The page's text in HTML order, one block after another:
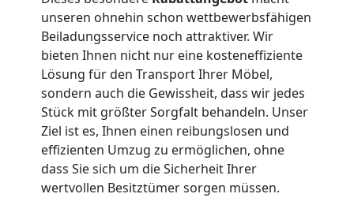
unseren ohnehin schon wettbewerbsfähigen
Beiladungsservice noch attraktiver. Wir
bieten Ihnen nicht nur eine kosteneffiziente
Lösung für den Transport Ihrer Möbel,
sondern auch die Gewissheit, dass wir jedes
Stück mit größter Sorgfalt behandeln. Unser
Ziel ist es, Ihnen einen reibungslosen und
effizienten Umzug zu ermöglichen, ohne
dass Sie sich um die Sicherheit Ihrer
wertvollen Besitztümer sorgen müssen.
Umzug
Wolfsberg
Qualitäts-
Umzüge